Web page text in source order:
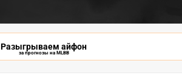
Разыгрываем айфон
за прогнозы на MLBB